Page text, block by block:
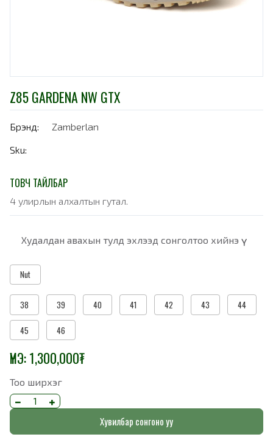
Z85 GARDENA NW GTX
Брэнд:
Zamberlan
Sku:
ТОВЧ ТАЙЛБАР
4 улирлын алхалтын гутал.
Худалдан авахын тулд эхлээд сонголтоо хийнэ үү
Nut
38 39 40 41 42 43 44
45 46
ҮНЭ:1,300,000₮
Тоо ширхэг
Хувилбар сонгоно уу